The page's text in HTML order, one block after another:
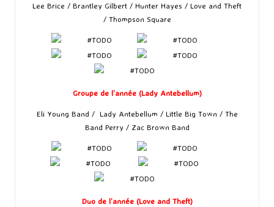
Lee Brice / Brantley Gilbert / Hunter Hayes / Love and Theft
/ Thompson Square
Groupe de l’année (Lady Antebellum)
Eli Young Band / Lady Antebellum / Little Big Town / The
Band Perry / Zac Brown Band
Duo de l’année (Love and Theft)